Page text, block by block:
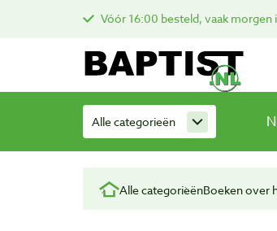
Vóór 16:00 besteld, vaak morgen
Alle categorieën
Alle categorieënBoeken over